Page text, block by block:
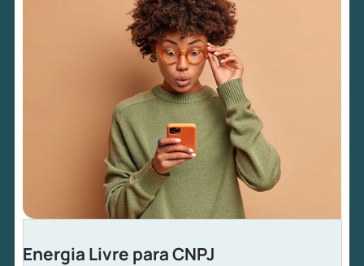
Energia Livre para CNPJ